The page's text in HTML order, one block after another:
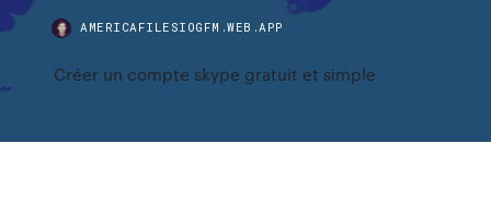
AMERICAFILESIOGFM.WEB.APP
Créer un compte skype gratuit et simple